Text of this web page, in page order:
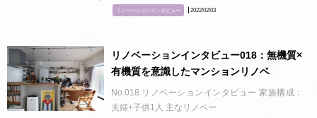
リノベーションインタビュー ┃2022/02/03
リノベーションインタビュー018：無機質×
有機質を意識したマンションリノベ
No.018 リノベーションインタビュー 家族構成：
夫婦+子供1人 主なリノベー